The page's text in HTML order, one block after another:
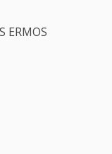
ERMOS